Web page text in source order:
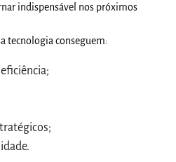
indispensável nos próximos
tecnologia conseguem: